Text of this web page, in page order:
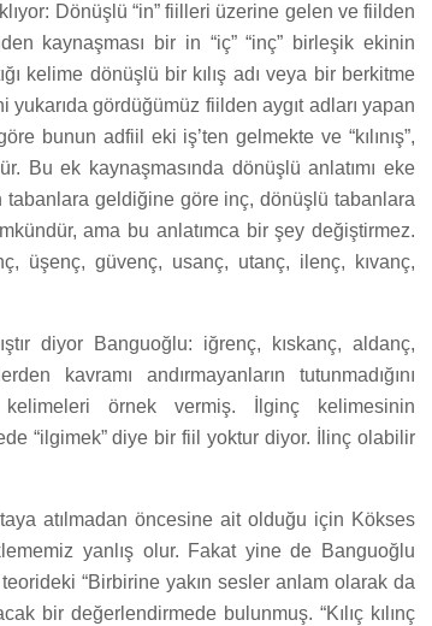
Dönüşlü “in” fiilleri üzerine gelen ve fiilden
kaynaşması bir in “iç” “inç” birleşik ekinin
kelime dönüşlü bir kılış adı veya bir berkitme
yukarıda gördüğümüz fiilden aygıt adları yapan
bunun adfiil eki iş’ten gelmekte ve “kılınış”,
Bu ek kaynaşmasında dönüşlü anlatımı eke
geldiğine göre inç, dönüşlü tabanlara
ama bu anlatımca bir şey değiştirmez.
üşenç, güvenç, usanç, utanç, ilenç, kıvanç,
diyor Banguoğlu: iğrenç, kıskanç, aldanç,
kavramı andırmayanların tutunmadığını
örnek vermiş. İlginç kelimesinin
“ilgimek” diye bir fiil yoktur diyor. İlinç olabilir
atılmadan öncesine ait olduğu için Kökses
yanlış olur. Fakat yine de Banguoğlu
“Birbirine yakın sesler anlam olarak da
bir değerlendirmede bulunmuş. “Kılıç kılınç